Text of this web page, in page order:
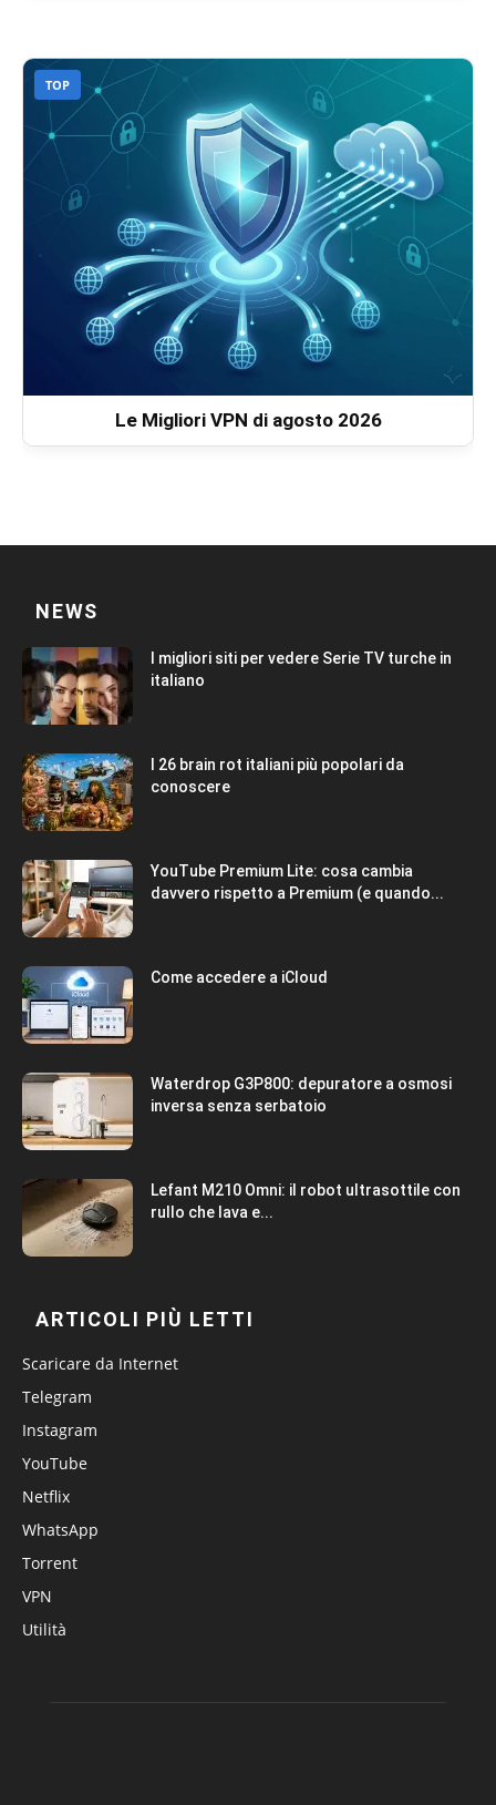
TOP
Le Migliori VPN di agosto 2026
NEWS
I migliori siti per vedere Serie TV turche in
italiano
I 26 brain rot italiani più popolari da
conoscere
YouTube Premium Lite: cosa cambia
davvero rispetto a Premium (e quando...
Come accedere a iCloud
Waterdrop G3P800: depuratore a osmosi
inversa senza serbatoio
Lefant M210 Omni: il robot ultrasottile con
rullo che lava e...
ARTICOLI PIÙ LETTI
Scaricare da Internet
Telegram
Instagram
YouTube
Netflix
WhatsApp
Torrent
VPN
Utilità